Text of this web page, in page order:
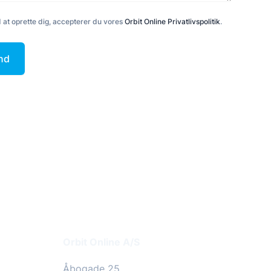
at oprette dig, accepterer du vores Orbit Online Privatlivspolitik.
Åbogade 25